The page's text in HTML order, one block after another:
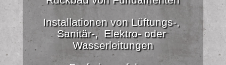
Installationen von Lüftungs-,
Sanitär-, Elektro- oder
Wasserleitungen